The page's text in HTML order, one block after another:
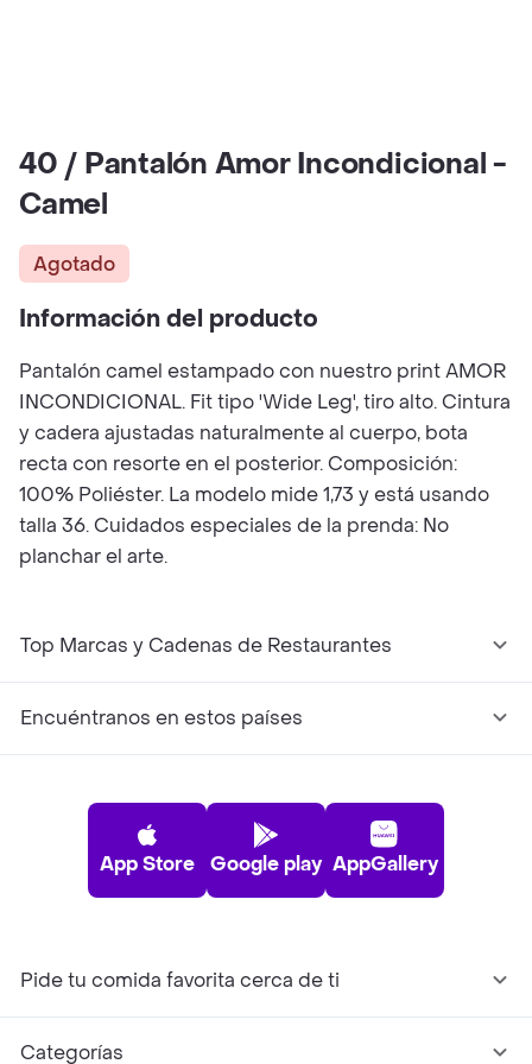
40 / Pantalón Amor Incondicional -
Camel
Agotado
Información del producto
Pantalón camel estampado con nuestro print AMOR
INCONDICIONAL. Fit tipo 'Wide Leg', tiro alto. Cintura
y cadera ajustadas naturalmente al cuerpo, bota
recta con resorte en el posterior. Composición:
100% Poliéster. La modelo mide 1,73 y está usando
talla 36. Cuidados especiales de la prenda: No
planchar el arte.
Top Marcas y Cadenas de Restaurantes
Encuéntranos en estos países
App Store Google play AppGallery
Pide tu comida favorita cerca de ti
Categorías